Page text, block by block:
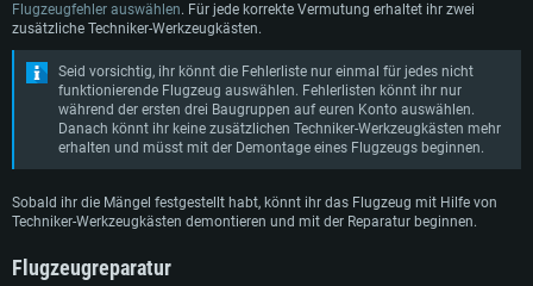
Flugzeugfehler auswählen. Für jede korrekte Vermutung erhaltet ihr zwei
zusätzliche Techniker-Werkzeugkästen.
Seid vorsichtig, ihr könnt die Fehlerliste nur einmal für jedes nicht
funktionierende Flugzeug auswählen. Fehlerlisten könnt ihr nur
während der ersten drei Baugruppen auf euren Konto auswählen.
Danach könnt ihr keine zusätzlichen Techniker-Werkzeugkästen mehr
erhalten und müsst mit der Demontage eines Flugzeugs beginnen.
Sobald ihr die Mängel festgestellt habt, könnt ihr das Flugzeug mit Hilfe von
Techniker-Werkzeugkästen demontieren und mit der Reparatur beginnen.
Flugzeugreparatur